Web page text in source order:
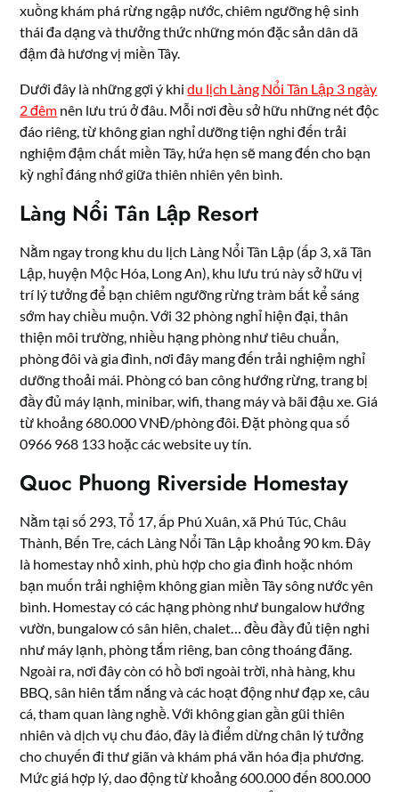
xuồng khám phá rừng ngập nước, chiêm ngưỡng hệ sinh
thái đa dạng và thưởng thức những món đặc sản dân dã
đậm đà hương vị miền Tây.
Dưới đây là những gợi ý khidu lịch Làng Nổi Tân Lập 3 ngày
2 đêm nên lưu trú ở đâu. Mỗi nơi đều sở hữu những nét độc
đáo riêng, từ không gian nghỉ dưỡng tiện nghi đến trải
nghiệm đậm chất miền Tây, hứa hẹn sẽ mang đến cho bạn
kỳ nghỉ đáng nhớ giữa thiên nhiên yên bình.
Làng Nổi Tân Lập Resort
Nằm ngay trong khu du lịch Làng Nổi Tân Lập (ấp 3, xã Tân
Lập, huyện Mộc Hóa, Long An), khu lưu trú này sở hữu vị
trí lý tưởng để bạn chiêm ngưỡng rừng tràm bất kể sáng
sớm hay chiều muộn. Với 32 phòng nghỉ hiện đại, thân
thiện môi trường, nhiều hạng phòng như tiêu chuẩn,
phòng đôi và gia đình, nơi đây mang đến trải nghiệm nghỉ
dưỡng thoải mái. Phòng có ban công hướng rừng, trang bị
đầy đủ máy lạnh, minibar, wifi, thang máy và bãi đậu xe. Giá
từ khoảng 680.000 VNĐ/phòng đôi. Đặt phòng qua số
0966 968 133 hoặc các website uy tín.
Quoc Phuong Riverside Homestay
Nằm tại số 293, Tổ 17, ấp Phú Xuân, xã Phú Túc, Châu
Thành, Bến Tre, cách Làng Nổi Tân Lập khoảng 90 km. Đây
là homestay nhỏ xinh, phù hợp cho gia đình hoặc nhóm
bạn muốn trải nghiệm không gian miền Tây sông nước yên
bình. Homestay có các hạng phòng như bungalow hướng
vườn, bungalow có sân hiên, chalet… đều đầy đủ tiện nghi
như máy lạnh, phòng tắm riêng, ban công thoáng đãng.
Ngoài ra, nơi đây còn có hồ bơi ngoài trời, nhà hàng, khu
BBQ, sân hiên tắm nắng và các hoạt động như đạp xe, câu
cá, tham quan làng nghề. Với không gian gần gũi thiên
nhiên và dịch vụ chu đáo, đây là điểm dừng chân lý tưởng
cho chuyến đi thư giãn và khám phá văn hóa địa phương.
Mức giá hợp lý, dao động từ khoảng 600.000 đến 800.000